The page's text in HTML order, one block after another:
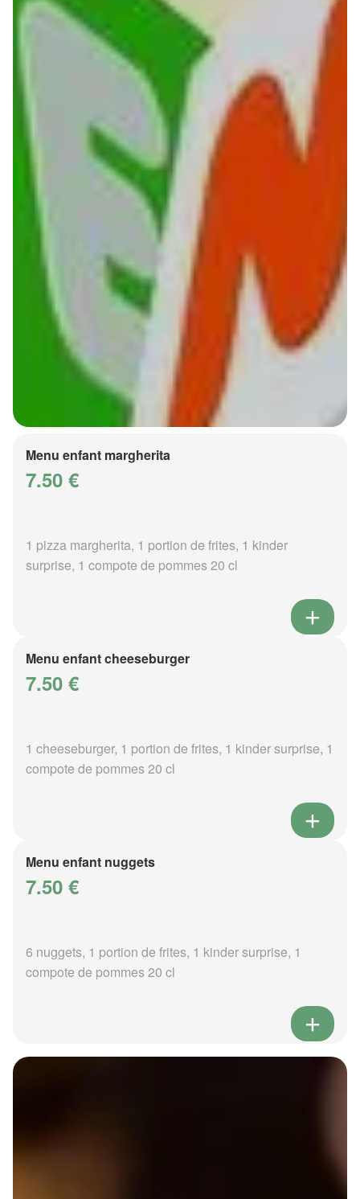
Menu enfant margherita
7.50 €
1 pizza margherita, 1 portion de frites, 1 kinder
surprise, 1 compote de pommes 20 cl
Menu enfant cheeseburger
7.50 €
1 cheeseburger, 1 portion de frites, 1 kinder surprise, 1
compote de pommes 20 cl
Menu enfant nuggets
7.50 €
6 nuggets, 1 portion de frites, 1 kinder surprise, 1
compote de pommes 20 cl